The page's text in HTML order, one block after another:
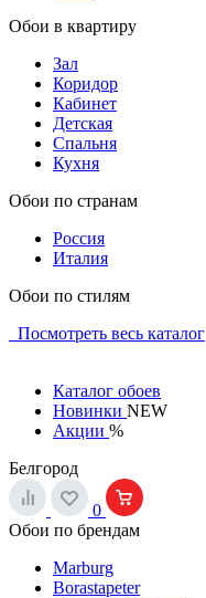
Обои в квартиру
Зал
Коридор
Кабинет
Детская
Спальня
Кухня
Обои по странам
Россия
Италия
Обои по стилям
Посмотреть весь каталог
Каталог обоев
Новинки NEW
Акции %
Белгород
0
Обои по брендам
Marburg
Borastapeter